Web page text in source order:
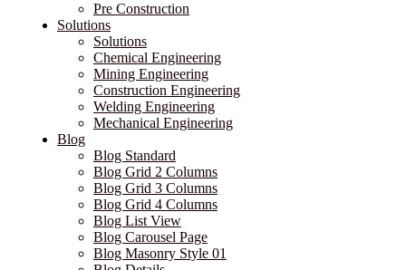
Pre Construction
Solutions
Solutions
Chemical Engineering
Mining Engineering
Construction Engineering
Welding Engineering
Mechanical Engineering
Blog
Blog Standard
Blog Grid 2 Columns
Blog Grid 3 Columns
Blog Grid 4 Columns
Blog List View
Blog Carousel Page
Blog Masonry Style 01